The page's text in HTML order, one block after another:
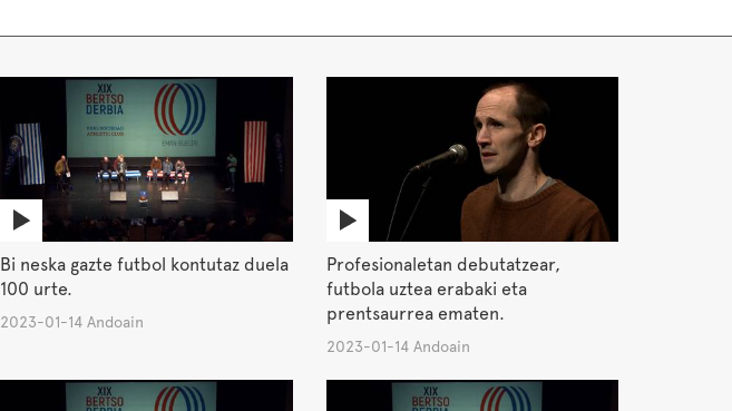
Bi neska gazte futbol kontutaz duela
100 urte.
2023-01-14 Andoain
Profesionaletan debutatzear,
futbola uztea erabaki eta
prentsaurrea ematen.
2023-01-14 Andoain